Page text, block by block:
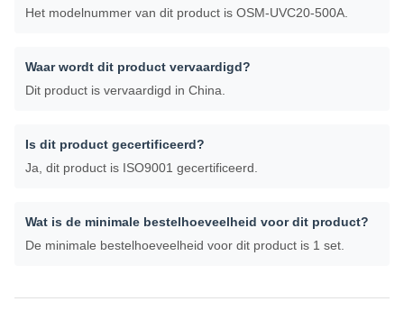
Het modelnummer van dit product is OSM-UVC20-500A.
Waar wordt dit product vervaardigd?
Dit product is vervaardigd in China.
Is dit product gecertificeerd?
Ja, dit product is ISO9001 gecertificeerd.
Wat is de minimale bestelhoeveelheid voor dit product?
De minimale bestelhoeveelheid voor dit product is 1 set.